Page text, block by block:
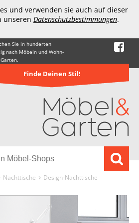
und verwenden sie auch auf dieser
unseren Datenschutzbestimmungen.
Sie in hunderten
nach Möbeln und Wohn-
Finde Deinen Stil!
Nachttische Design-Nachttische